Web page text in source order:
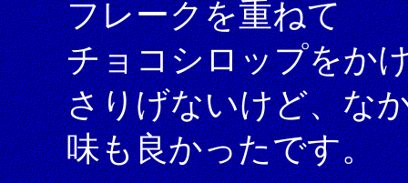
フレークを重ねて
チョコシロップをか
さりげないけど、な
味も良かったです。